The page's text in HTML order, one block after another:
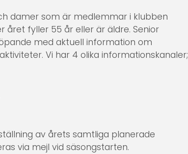
damer som är medlemmar i klubben
året fyller 55 år eller är äldre. Senior
med aktuell information om
Vi har 4 olika informationskanaler;
av årets samtliga planerade
via mejl vid säsongstarten.